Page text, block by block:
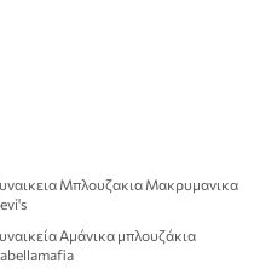
Μπλουζακια Μακρυμανικα
Αμάνικα μπλουζάκια